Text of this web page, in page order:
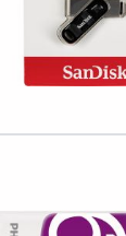
iPad SDIX60N-